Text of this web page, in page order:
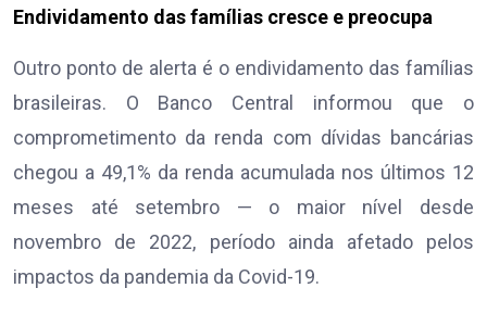
Endividamento das famílias cresce e preocupa
Outro ponto de alerta é o endividamento das famílias
brasileiras. O Banco Central informou que o
comprometimento da renda com dívidas bancárias
chegou a 49,1% da renda acumulada nos últimos 12
meses até setembro — o maior nível desde
novembro de 2022, período ainda afetado pelos
impactos da pandemia da Covid-19.